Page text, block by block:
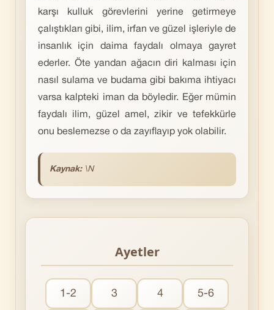
karşı kulluk görevlerini yerine getirmeye
çalıştıkları gibi, ilim, irfan ve güzel işleriyle de
insanlık için daima faydalı olmaya gayret
ederler. Öte yandan ağacın diri kalması için
nasıl sulama ve budama gibi bakıma ihtiyacı
varsa kalpteki iman da böyledir. Eğer mümin
faydalı ilim, güzel amel, zikir ve tefekkürle
onu beslemezse o da zayıflayıp yok olabilir.
Kaynak: \N
Ayetler
1-2 3 4 5-6